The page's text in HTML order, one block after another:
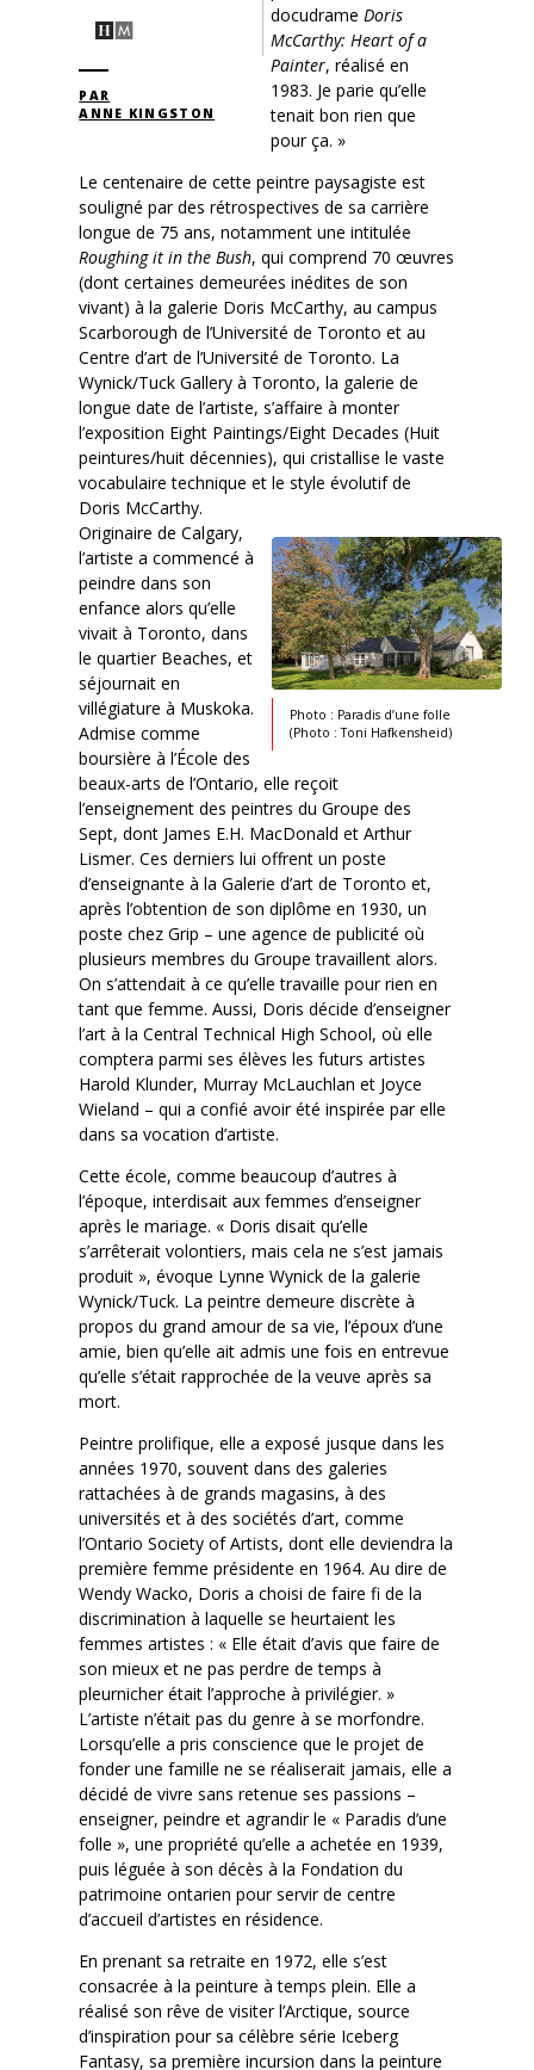
PAR
ANNE KINGSTON
docudrame Doris
McCarthy: Heart of a
Painter, réalisé en
1983. Je parie qu’elle
tenait bon rien que
pour ça. »
Le centenaire de cette peintre paysagiste est
souligné par des rétrospectives de sa carrière
longue de 75 ans, notamment une intitulée
Roughing it in the Bush, qui comprend 70 œuvres
(dont certaines demeurées inédites de son
vivant) à la galerie Doris McCarthy, au campus
Scarborough de l’Université de Toronto et au
Centre d’art de l’Université de Toronto. La
Wynick/Tuck Gallery à Toronto, la galerie de
longue date de l’artiste, s’affaire à monter
l’exposition Eight Paintings/Eight Decades (Huit
peintures/huit décennies), qui cristallise le vaste
vocabulaire technique et le style évolutif de
Doris McCarthy.
Photo : Paradis d’une folle
(Photo : Toni Hafkensheid)
Originaire de Calgary,
l’artiste a commencé à
peindre dans son
enfance alors qu’elle
vivait à Toronto, dans
le quartier Beaches, et
séjournait en
villégiature à Muskoka.
Admise comme
boursière à l’École des
beaux-arts de l’Ontario, elle reçoit
l’enseignement des peintres du Groupe des
Sept, dont James E.H. MacDonald et Arthur
Lismer. Ces derniers lui offrent un poste
d’enseignante à la Galerie d’art de Toronto et,
après l’obtention de son diplôme en 1930, un
poste chez Grip – une agence de publicité où
plusieurs membres du Groupe travaillent alors.
On s’attendait à ce qu’elle travaille pour rien en
tant que femme. Aussi, Doris décide d’enseigner
l’art à la Central Technical High School, où elle
comptera parmi ses élèves les futurs artistes
Harold Klunder, Murray McLauchlan et Joyce
Wieland – qui a confié avoir été inspirée par elle
dans sa vocation d’artiste.
Cette école, comme beaucoup d’autres à
l’époque, interdisait aux femmes d’enseigner
après le mariage. « Doris disait qu’elle
s’arrêterait volontiers, mais cela ne s’est jamais
produit », évoque Lynne Wynick de la galerie
Wynick/Tuck. La peintre demeure discrète à
propos du grand amour de sa vie, l’époux d’une
amie, bien qu’elle ait admis une fois en entrevue
qu’elle s’était rapprochée de la veuve après sa
mort.
Peintre prolifique, elle a exposé jusque dans les
années 1970, souvent dans des galeries
rattachées à de grands magasins, à des
universités et à des sociétés d’art, comme
l’Ontario Society of Artists, dont elle deviendra la
première femme présidente en 1964. Au dire de
Wendy Wacko, Doris a choisi de faire fi de la
discrimination à laquelle se heurtaient les
femmes artistes : « Elle était d’avis que faire de
son mieux et ne pas perdre de temps à
pleurnicher était l’approche à privilégier. »
L’artiste n’était pas du genre à se morfondre.
Lorsqu’elle a pris conscience que le projet de
fonder une famille ne se réaliserait jamais, elle a
décidé de vivre sans retenue ses passions –
enseigner, peindre et agrandir le « Paradis d’une
folle », une propriété qu’elle a achetée en 1939,
puis léguée à son décès à la Fondation du
patrimoine ontarien pour servir de centre
d’accueil d’artistes en résidence.
En prenant sa retraite en 1972, elle s’est
consacrée à la peinture à temps plein. Elle a
réalisé son rêve de visiter l’Arctique, source
d’inspiration pour sa célèbre série Iceberg
Fantasy, sa première incursion dans la peinture